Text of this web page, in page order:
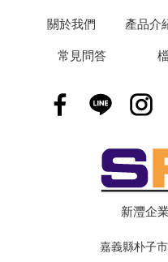
關於我們 產品介
常見問答
新灃企
嘉義縣朴子